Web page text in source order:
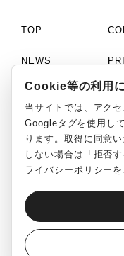
TOP
NEWS
COMPANY
PHILOSOPHY
WORKS
English
©ClaN
Cookie等の利用
当サイトでは、アク
Googleタグを使用し
ります。取得に同意
しない場合は「拒否
ライバシーポリシー